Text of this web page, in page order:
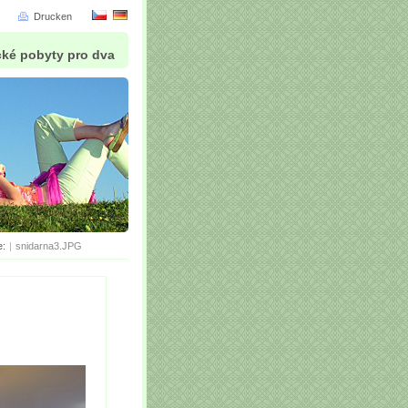
pobyty pro dva
| snidarna3.JPG
Drucken